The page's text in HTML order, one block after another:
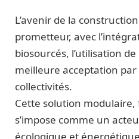
L’avenir de la
prometteur, avec
biosourcés, l’utilisation
meilleure acceptation
collectivités.
Cette solution
s’impose comme un